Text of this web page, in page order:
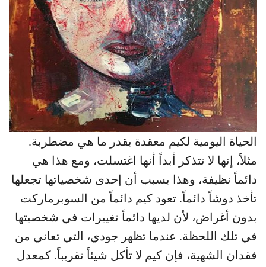
الحياة اليومية لكيم معقدة بقدر ما هي مضطربة.
مثلاً، إنها لا تتذكر أبداً أنها اغتسلت، ومع هذا هي
دائماً نظيفة، وهذا بسبب أن إحدى شخصياتها تجعلها
تأخذ دوشاً دائماً. تعود كيم دائماً من السوبرماركت
بدون أغراض، لأن لديها دائماً تغييرات في شخصيتها
في تلك اللحظة. عندما تظهر جودي، التي تعاني من
فقدان الشهية، فإن كيم لا تأكل شيئاً تقريباً. كمعدل